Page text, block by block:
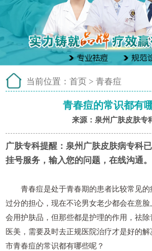
当前位置： 首页 > 青春痘
青春痘的常识都有
来源：泉州广肤皮肤专
广肤专科提醒： 泉州广肤皮肤病专科
挂号服务，输入您的问题，在线沟通。
青春痘是处于青春期的患者比较常见的
过分的担心，现在不论男女老少都会在意
会用护肤品，但那些都是护理的作用，祛
医美，需要及时去正规医院治疗才是好的
市青春痘的常识都有哪些呢？